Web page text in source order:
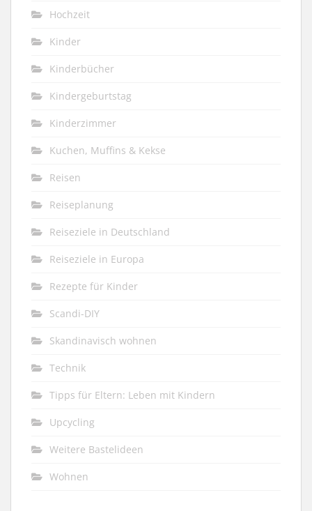
Hochzeit
Kinder
Kinderbücher
Kindergeburtstag
Kinderzimmer
Kuchen, Muffins & Kekse
Reisen
Reiseplanung
Reiseziele in Deutschland
Reiseziele in Europa
Rezepte für Kinder
Scandi-DIY
Skandinavisch wohnen
Technik
Tipps für Eltern: Leben mit Kindern
Upcycling
Weitere Bastelideen
Wohnen